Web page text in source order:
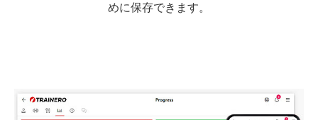
めに保存できます。